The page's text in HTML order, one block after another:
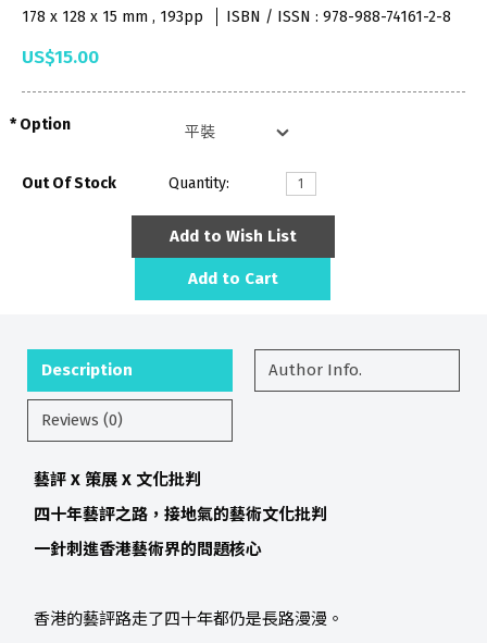
178 x 128 x 15 mm , 193pp
ISBN / ISSN : 978-988-74161-2-8
US$15.00
Option
Out Of Stock Quantity:
Add to Wish List
Add to Cart
Description Author Info.
Reviews (0)
藝評 X 策展 X 文化批判
四十年藝評之路，接地氣的藝術文化批判
一針刺進香港藝術界的問題核心
香港的藝評路走了四十年都仍是長路漫漫。